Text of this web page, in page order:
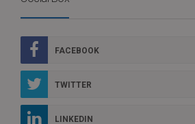
FACEBOOK
TWITTER
LINKEDIN